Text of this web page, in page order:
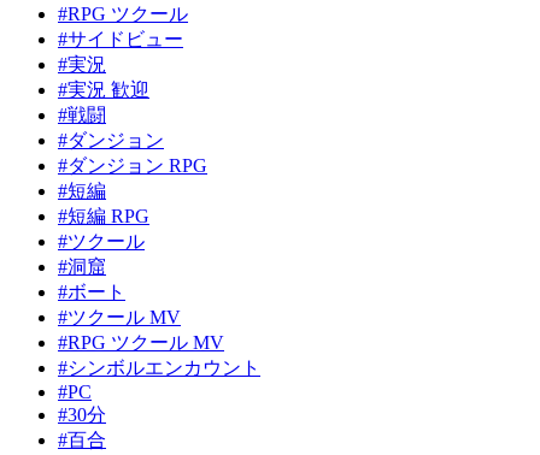
#RPG ツクール
#サイドビュー
#実況
#実況 歓迎
#戦闘
#ダンジョン
#ダンジョン RPG
#短編
#短編 RPG
#ツクール
#洞窟
#ボート
#ツクール MV
#RPG ツクール MV
#シンボルエンカウント
#PC
#30分
#百合